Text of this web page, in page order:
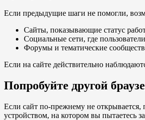
Если предыдущие шаги не помогли,
Сайты, показывающие статус
Социальные сети, где
Форумы и тематические
Если на сайте действительно
Попробуйте другой
Если сайт по-прежнему не открывается,
устройством, на котором вы пытаетесь